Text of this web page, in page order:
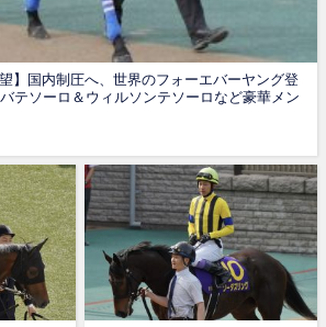
】国内制圧へ、世界のフォーエバーヤング登
テソーロ＆ウィルソンテソーロなど豪華メン